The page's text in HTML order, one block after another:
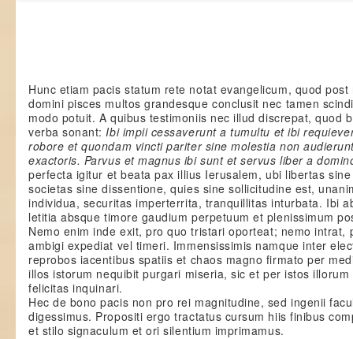
Hunc etiam pacis statum rete notat evangelicum, quod
domini pisces multos grandesque conclusit nec tamen
modo potuit. A quibus testimoniis nec illud discrepat, quod
verba sonant:Ibi impii cessaverunt a tumultu et ibi
robore et quondam vincti pariter sine molestia non
exactoris. Parvus et magnus ibi sunt et servus liber a
perfecta igitur et beata pax illius Ierusalem, ubi libertas
societas sine dissentione, quies sine sollicitudine est,
individua, securitas imperterrita, tranquillitas inturbata. Ibi
letitia absque timore gaudium perpetuum et plenissimum
Nemo enim inde exit, pro quo tristari oporteat; nemo intrat,
ambigi expediat vel timeri. Immensissimis namque inter
reprobos iacentibus spatiis et chaos magno firmato per
illos istorum nequibit purgari miseria, sic et per istos
felicitas inquinari.
Hec de bono pacis non pro rei magnitudine, sed ingenii
digessimus. Propositi ergo tractatus cursum hiis finibus
et stilo signaculum et ori silentium imprimamus.